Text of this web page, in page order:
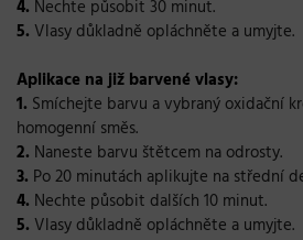
4. Nechte působit 30 minut.
5. Vlasy důkladně opláchněte a umyjte.
Aplikace na již barvené vlasy:
1. Smíchejte barvu a vybraný oxidační
homogenní směs.
2. Naneste barvu štětcem na odrosty.
3. Po 20 minutách aplikujte na střední
4. Nechte působit dalších 10 minut.
5. Vlasy důkladně opláchněte a umyjte.